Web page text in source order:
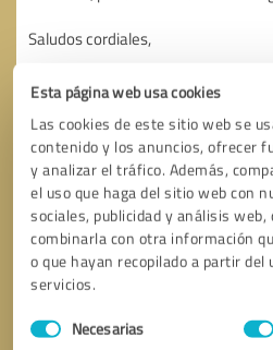
Esta página web usa cookies
Las cookies de este sitio web se
contenido y los anuncios, ofrecer
y analizar el tráfico. Además,
el uso que haga del sitio web con
sociales, publicidad y análisis web,
combinarla con otra información
o que hayan recopilado a partir del
servicios.
Selección
de
Necesarias